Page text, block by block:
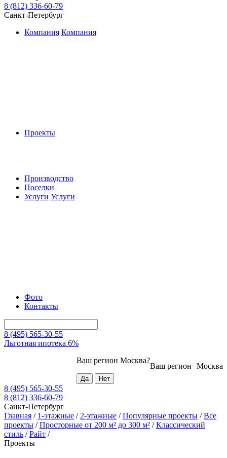
8 (812) 336-60-79
Санкт-Петербург
Компания Компания
Проекты
Производство
Поселки
Услуги Услуги
Фото
Контакты
8 (495) 565-30-55
Льготная ипотека 6%
Москва
Ваш регион
Ваш регион Москва?
8 (495) 565-30-55
8 (812) 336-60-79
Санкт-Петербург
Главная / 1-этажные / 2-этажные /Популярные проекты /Все
проекты /Просторные от 200 м² до 300 м² /Классический
стиль /Райт /
Проекты